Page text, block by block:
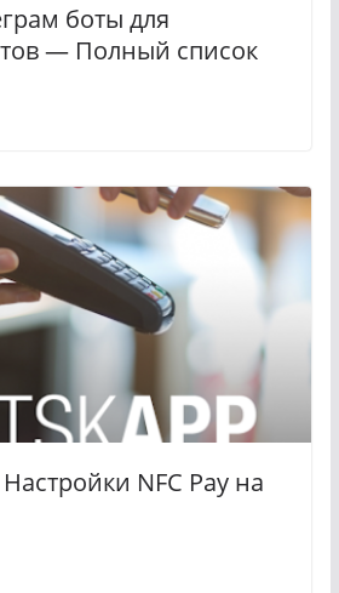
боты для
— Полный список
NFC Pay на